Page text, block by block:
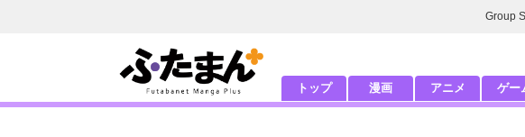
Group
トップ 漫画 アニメ ゲー